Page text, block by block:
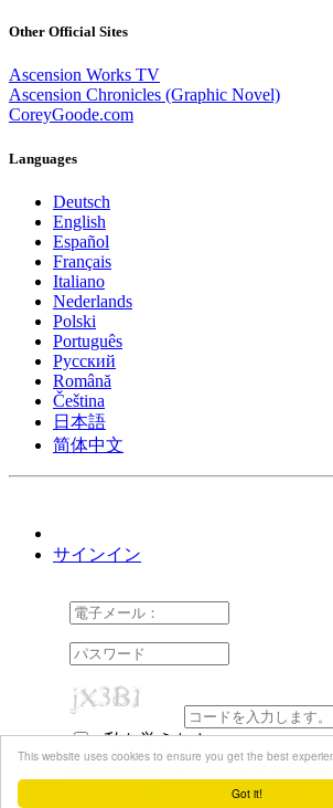
Got it!
This website uses cookies to ensure you get the best
Other Official Sites
Ascension Works TV
Ascension Chronicles (Graphic Novel)
CoreyGoode.com
Languages
Deutsch
English
Español
Français
Italiano
Nederlands
Polski
Português
Pусский
Română
Čeština
日本語
简体中文
サインイン
私を覚えなさい
パスワードを忘れた
ィベーション メールの再送信し